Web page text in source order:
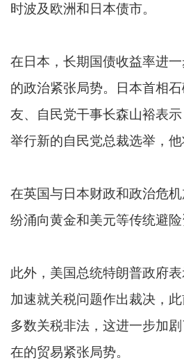
时波及欧洲和日本债市。
在日本，长期国债收益率进
的政治紧张局势。日本首相
友、自民党干事长森山裕表
举行新的自民党总裁选举，他
在英国与日本财政和政治危
纷涌向黄金和美元等传统避险
此外，美国总统特朗普政府
加速就关税问题作出裁决，
多数关税非法，这进一步加
在的贸易紧张局势。